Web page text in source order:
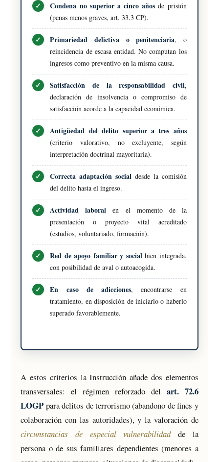
Condena no superior a cinco años de prisión
(penas menos graves, art. 33.3 CP).
Primariedad delictiva o penitenciaria, o
reincidencia de escasa entidad. No computan los
ingresos como preventivo en la misma causa.
Satisfacción de la responsabilidad civil,
declaración de insolvencia o compromiso de
satisfacción acorde a la capacidad económica.
Antigüedad del delito superior a tres años
(criterio valorativo, no excluyente, según
interpretación doctrinal mayoritaria).
Correcta adaptación social desde la comisión
del delito hasta el ingreso.
Actividad laboral en el momento de la
presentación o proyecto vital acreditado
(estudios, voluntariado, formación).
Red de apoyo familiar y socialbien integrada,
con posibilidad de aval o autoacogida.
En caso de adicciones, encontrarse en
tratamiento, en disposición de iniciarlo o haberlo
superado favorablemente.
A estos criterios la Instrucción añade dos elementos
transversales: el régimen reforzado del art. 72.6
LOGP para delitos de terrorismo (abandono de fines y
colaboración con las autoridades), y la valoración de
circunstancias de especial vulnerabilidadde la
persona o de sus familiares dependientes (menores a